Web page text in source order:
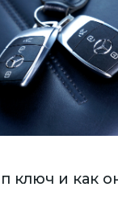
ключ и как